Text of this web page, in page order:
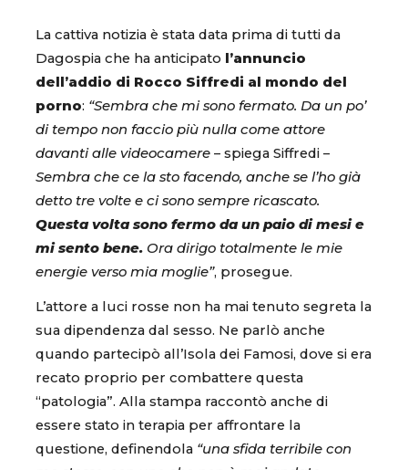
La cattiva notizia è stata data prima di tutti da
Dagospia che ha anticipato
l’annuncio
dell’addio di Rocco Siffredi al mondo del
porno: “Sembra che mi sono fermato. Da un po’
di tempo non faccio più nulla come attore
davanti alle videocamere – spiega Siffredi –
Sembra che ce la sto facendo, anche se l’ho già
detto tre volte e ci sono sempre ricascato.
Questa volta sono fermo da un paio di mesi e
mi sento bene. Ora dirigo totalmente le mie
energie verso mia moglie”, prosegue.
L’attore a luci rosse non ha mai tenuto segreta la
sua dipendenza dal sesso. Ne parlò anche
quando partecipò all’Isola dei Famosi, dove si era
recato proprio per combattere questa
“patologia”. Alla stampa raccontò anche di
essere stato in terapia per affrontare la
questione, definendola “una sfida terribile con